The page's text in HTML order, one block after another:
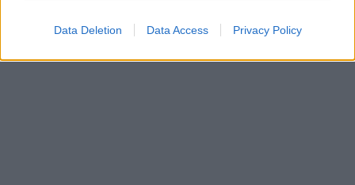
Data Deletion Data Access Privacy Policy